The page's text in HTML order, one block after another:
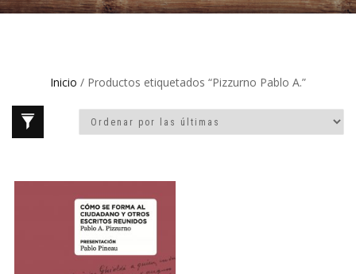
Inicio / Productos etiquetados “Pizzurno Pablo A.”